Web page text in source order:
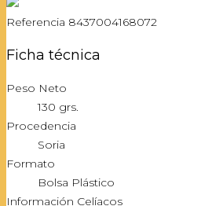
Referencia 8437004168072
Ficha técnica
Peso Neto
130 grs.
Procedencia
Soria
Formato
Bolsa Plástico
Información Celíacos